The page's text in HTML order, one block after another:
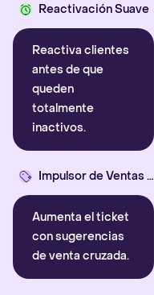
Reactivación Suave
Reactiva clientes
antes de que
queden
totalmente
inactivos.
Impulsor de Ventas Cruzadas
Aumenta el ticket
con sugerencias
de venta cruzada.